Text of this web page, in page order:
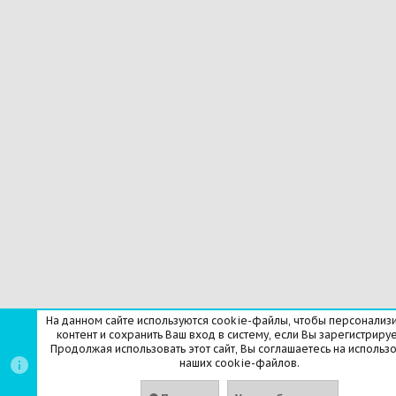
На данном сайте используются cookie-файлы, чтобы
контент и сохранить Ваш вход в систему, если Вы
Продолжая использовать этот сайт, Вы соглашаетесь на
наших cookie-файлов.